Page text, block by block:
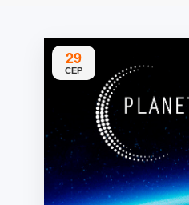
29
СЕР